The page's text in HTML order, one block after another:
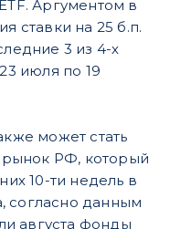
Аргументом в
ставки на 25 б.п.
3 из 4-х
июля по 19
может стать
рынок РФ, который
10-ти недель в
согласно данным
августа фонды